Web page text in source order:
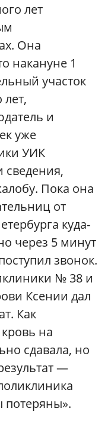
лет
Она
накануне 1
участок
лет,
и
уже
УИК
сведения,
Пока она
от
куда-
через 5 минут
звонок.
№ 38 и
Ксении дал
Как
на
сдавала, но
—
потеряны».